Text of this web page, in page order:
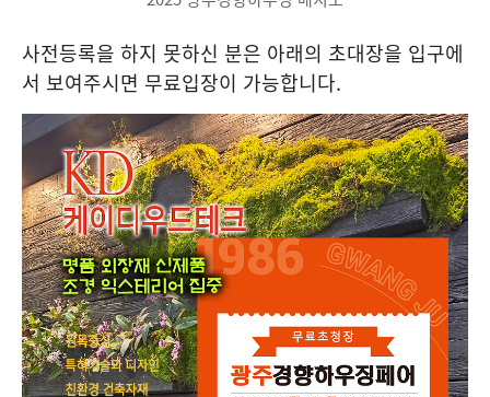
사전등록을 하지 못하신 분은 아래의 초대장을 입구에
서 보여주시면 무료입장이 가능합니다.